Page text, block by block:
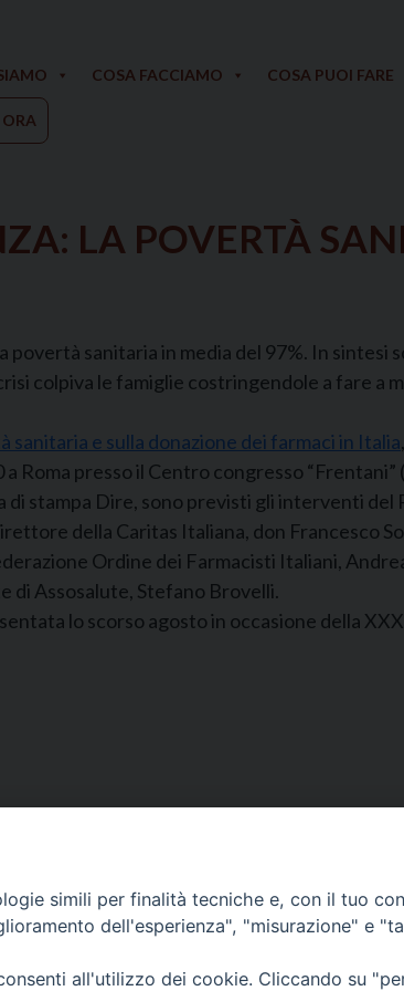
COSA FACCIAMO COSA PUOI FARE
LA POVERTÀ
povertà sanitaria in media del 97%. In
colpiva le famiglie costringendole a fare a
sanitaria e sulla donazione dei farmaci in Italia
Roma presso il Centro congresso “Frentani”
stampa Dire, sono previsti gli interventi
della Caritas Italiana, don Francesco
Ordine dei Farmacisti Italiani,
di Assosalute, Stefano Brovelli.
lo scorso agosto in occasione della
9.30 alle ore 12.30.
Tel. 090.9146045
mail:
simili per finalità tecniche e, con il tuo
dell'esperienza", "misurazione" e
all'utilizzo dei cookie. Cliccando su